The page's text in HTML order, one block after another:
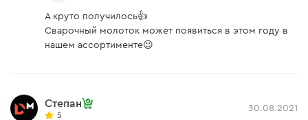
А круто получилось👍
Сварочный молоток может появиться в этом году в
нашем ассортименте😉
Степан
5
30.08.2021